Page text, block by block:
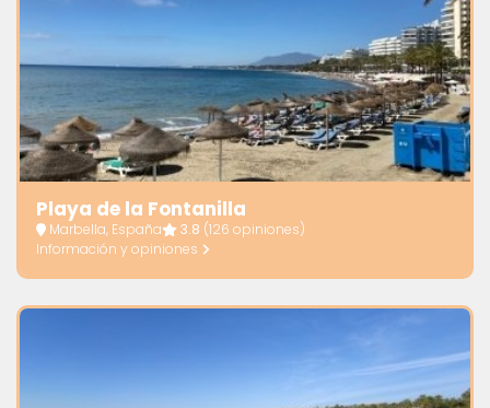
Playa de la Fontanilla
Marbella, España 3.8 (126 opiniones)
Información y opiniones